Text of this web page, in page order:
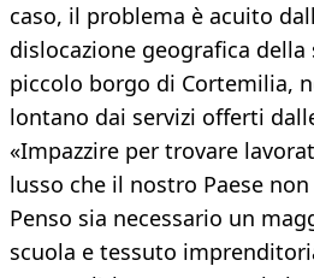
caso, il problema è acuito
dislocazione geografica della
piccolo borgo di Cortemilia,
lontano dai servizi offerti
«Impazzire per trovare
lusso che il nostro Paese
Penso sia necessario un
scuola e tessuto